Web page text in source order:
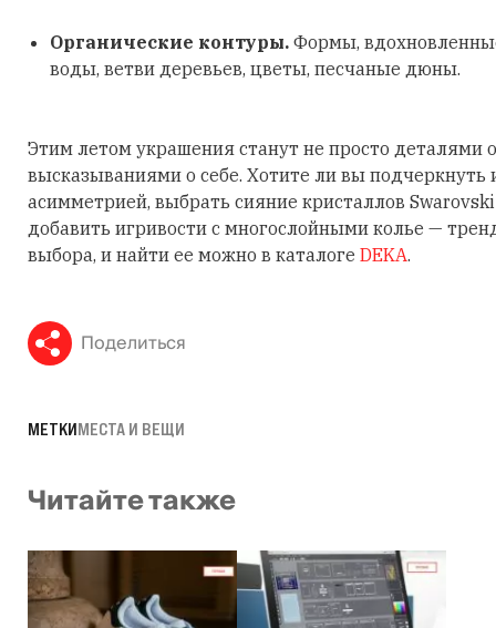
Органические контуры. Формы,
воды, ветви деревьев, цветы, песчаные дюны.
Этим летом украшения станут не просто деталями
высказываниями о себе. Хотите ли вы подчеркнуть
асимметрией, выбрать сияние кристаллов
добавить игривости с многослойными колье —
выбора, и найти ее можно в каталоге DEKA.
Поделиться
МЕТКИМЕСТА И ВЕЩИ
Читайте также